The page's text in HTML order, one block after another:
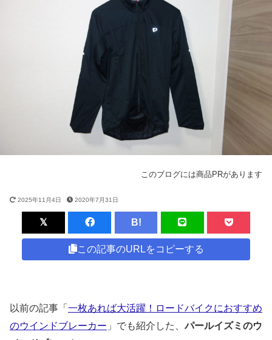
2025年11月4日 2020年7月31日
このブログには商品PRがあります
B!
この記事のURLをコピーする
以前の記事「 一枚あれば大活躍！ロードバイクにおすすめ
のウインドブレーカー 」でも紹介した、パールイズミのウ